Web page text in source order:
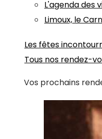
L'agenda des
Limoux, le
Les fêtes
Tous nos rendez-
Vos prochains